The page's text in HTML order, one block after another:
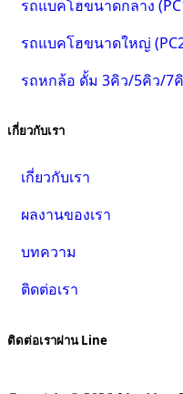
รถแบคโฮขนาดกลาง
รถแบคโฮขนาดใหญ่
รถหกล้อ ดั้ม 3คิว/5คิว/7
เกี่ยวกับเรา
เกี่ยวกับเรา
ผลงานของเรา
บทความ
ติดต่อเรา
ติดต่อเราผ่าน Line